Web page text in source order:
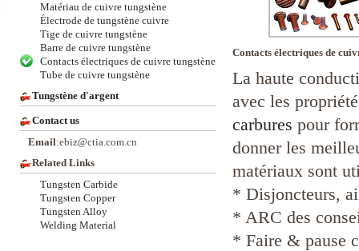
Matériau de cuivre tungstène
Électrode de tungstène cuivre
Tige de cuivre tungstène
Barre de cuivre tungstène
Contacts électriques de cuivre tungstène
Tube de cuivre tungstène
Tungstène d'argent
Contact us
Email:ebiz@ctia.com.cn
Related Links
Tungsten Carbide
Tungsten Copper
Tungsten Alloy
Welding Material
Contacts électriques de
La haute
avec les
carbures pour
donner les
matériaux sont
* Disjoncteurs,
* ARC des
* Faire & pause